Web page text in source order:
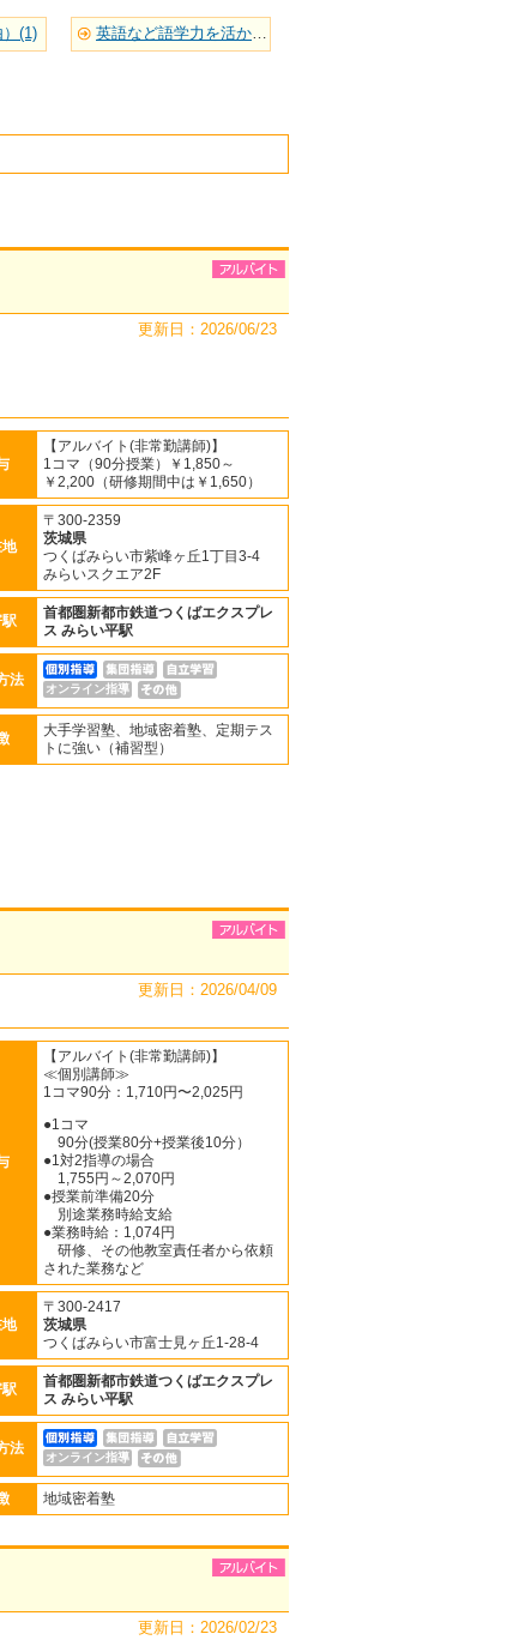
(1) 英語など語学力を活かせる(1)
更新日：2026/06/23
【アルバイト(非常勤講師)】
1コマ（90分授業）￥1,850～
￥2,200（研修期間中は￥1,650）
地
〒300-2359
茨城県
つくばみらい市紫峰ヶ丘1丁目3-4
みらいスクエア2F
駅
首都圏新都市鉄道つくばエクスプレ
ス みらい平駅
法
オンライン指導
大手学習塾、地域密着塾、定期テス
トに強い（補習型）
更新日：2026/04/09
【アルバイト(非常勤講師)】
≪個別講師≫
1コマ90分：1,710円〜2,025円
●1コマ
90分(授業80分+授業後10分）
●1対2指導の場合
1,755円～2,070円
●授業前準備20分
別途業務時給支給
●業務時給：1,074円
研修、その他教室責任者から依頼
された業務など
地
〒300-2417
茨城県
つくばみらい市富士見ヶ丘1-28-4
駅
首都圏新都市鉄道つくばエクスプレ
ス みらい平駅
法
オンライン指導
地域密着塾
更新日：2026/02/23